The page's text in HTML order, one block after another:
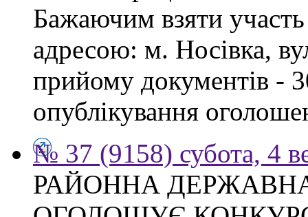
Бажаючим взяти участь
адресою: м. Носівка,
прийому документів -
опублікування
№ 37 (9158) субота, 4
РАЙОННА